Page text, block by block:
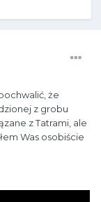
że
z grobu
z Tatrami, ale
Was osobiście